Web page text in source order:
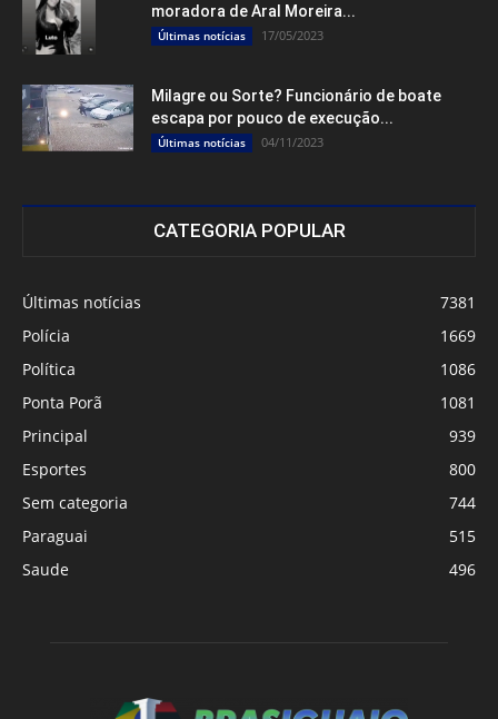
moradora de Aral Moreira...
Últimas notícias 17/05/2023
Milagre ou Sorte? Funcionário de boate
escapa por pouco de execução...
Últimas notícias 04/11/2023
CATEGORIA POPULAR
Últimas notícias
7381
Polícia
1669
Política
1086
Ponta Porã
1081
Principal
939
Esportes
800
Sem categoria
744
Paraguai
515
Saude
496